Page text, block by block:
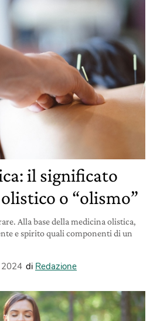
il significato
o “olismo”
Alla base della medicina olistica,
e spirito quali componenti di un
2024 di Redazione